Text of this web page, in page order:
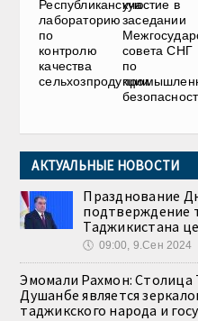
Республиканскую
лабораторию
по
контролю
качества
сельхозпродукции
участие в
заседании
совета СНГ
по
АКТУАЛЬНЫЕ НОВОСТИ
Празднование
подтверждение
Таджикистана
🕔 09:00, 9.Сен 2024
Эмомали Рахмон:
Душанбе является
таджикского народа и